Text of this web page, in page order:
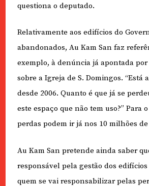
questiona o deputado.
Relativamente aos edifícios do
abandonados, Au Kam San faz
exemplo, à denúncia já apontada
sobre a Igreja de S. Domingos. “Está
desde 2006. Quanto é que já se
este espaço que não tem uso?” Para
perdas podem ir já nos 10 milhões de
Au Kam San pretende ainda saber
responsável pela gestão dos
quem se vai responsabilizar pelas